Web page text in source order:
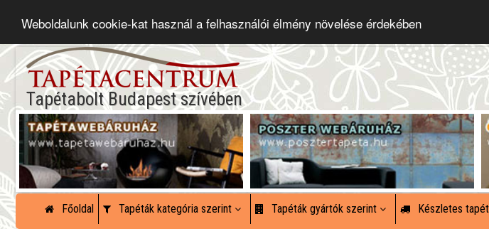
Weboldalunk cookie-kat használ a felhasználói élmény növelése érdekében
Tapétabolt Budapest szívében
Főoldal Tapéták kategória szerint Tapéták gyártók szerint Készletes